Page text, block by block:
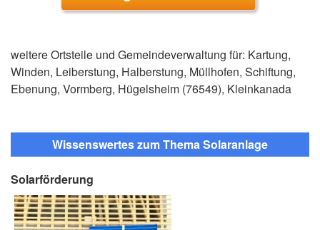
weitere Ortsteile und Gemeindeverwaltung für: Kartung,
Winden, Leiberstung, Halberstung, Müllhofen, Schiftung,
Ebenung, Vormberg, Hügelsheim (76549), Kleinkanada
Wissenswertes zum Thema Solaranlage
Solarförderung